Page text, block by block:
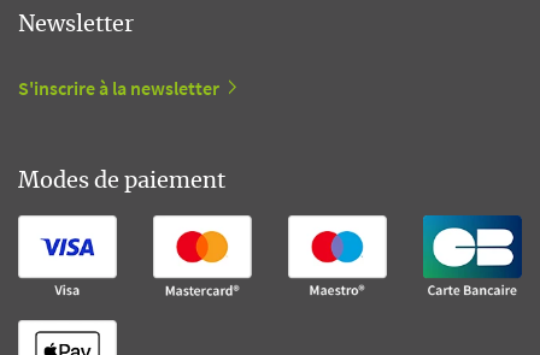
Newsletter
S'inscrire à la newsletter
Modes de paiement